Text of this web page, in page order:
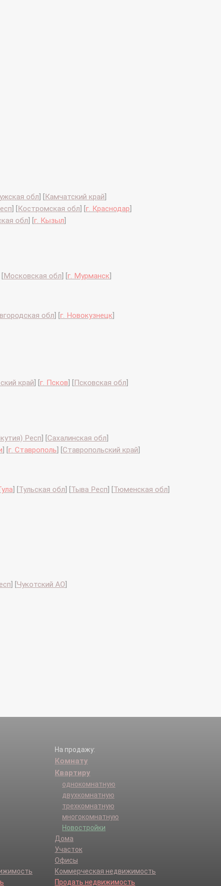
обл] [Камчатский край]
] [Костромская обл] [г. Краснодар]
обл] [г. Кызыл]
[Московская обл] [г. Мурманск]
обл] [г. Новокузнецк]
край] [г. Псков] [Псковская обл]
Респ] [Сахалинская обл]
] [г. Ставрополь] [Ставропольский край]
] [Тульская обл] [Тыва Респ] [Тюменская обл]
] [Чукотский АО]
На продажу:
Комнату
Квартиру
однокомнатную
двухкомнатную
трехкомнатную
многокомнатную
Новостройки
Дома
Участок
Офисы
Коммерческая недвижимость
Продать недвижимость